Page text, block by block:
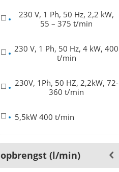
230 V, 1 Ph, 50 Hz, 2,2 kW,
55 – 375 t/min
230 V, 1 Ph, 50 Hz, 4 kW, 400
t/min
230V, 1Ph, 50 HZ, 2,2kW, 72-
360 t/min
5,5kW 400 t/min
opbrengst (l/min)